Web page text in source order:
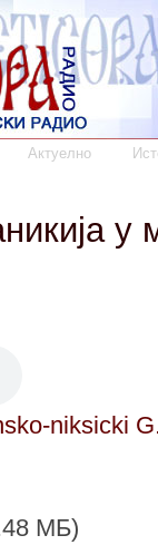
Актуелно
у
niksicki
МБ)